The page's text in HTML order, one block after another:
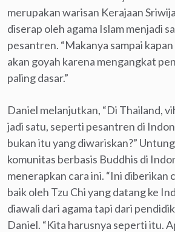
merupakan warisan Kerajaan
diserap oleh agama Islam menjadi
pesantren. “Makanya sampai
akan goyah karena mengangkat
paling dasar.”
Daniel melanjutkan, “Di Thailand,
jadi satu, seperti pesantren di
bukan itu yang diwariskan?”
komunitas berbasis Buddhis di
menerapkan cara ini. “Ini diberikan
baik oleh Tzu Chi yang datang ke
diawali dari agama tapi dari
Daniel. “Kita harusnya seperti itu.